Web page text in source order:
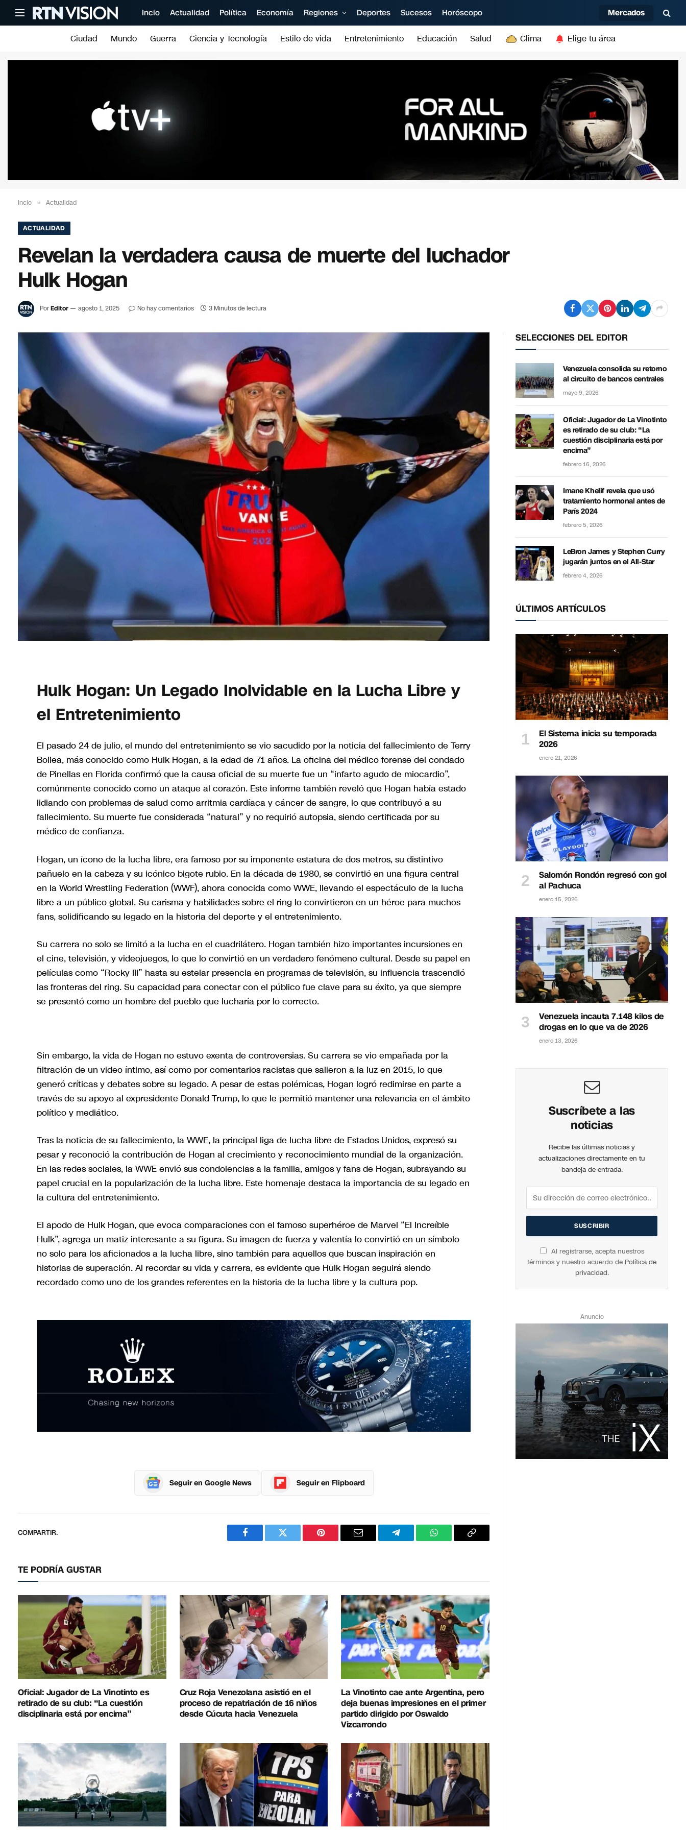
Incio Actualidad Política Economía Regiones Deportes Sucesos Horóscopo Mercados
Ciudad Mundo Guerra Ciencia y Tecnología Estilo de vida Entretenimiento Educación Salud Clima Elige tu área
Incio » Actualidad
ACTUALIDAD
Revelan la verdadera causa de muerte del luchador
Hulk Hogan
PorEditor agosto 1, 2025 No hay comentarios 3 Minutos de lectura
Hulk Hogan: Un Legado Inolvidable en la Lucha Libre y
el Entretenimiento
El pasado 24 de julio, el mundo del entretenimiento se vio sacudido por la noticia del fallecimiento de Terry
Bollea, más conocido como Hulk Hogan, a la edad de 71 años. La oficina del médico forense del condado
de Pinellas en Florida confirmó que la causa oficial de su muerte fue un “infarto agudo de miocardio”,
comúnmente conocido como un ataque al corazón. Este informe también reveló que Hogan había estado
lidiando con problemas de salud como arritmia cardíaca y cáncer de sangre, lo que contribuyó a su
fallecimiento. Su muerte fue considerada “natural” y no requirió autopsia, siendo certificada por su
médico de confianza.
Hogan, un ícono de la lucha libre, era famoso por su imponente estatura de dos metros, su distintivo
pañuelo en la cabeza y su icónico bigote rubio. En la década de 1980, se convirtió en una figura central
en la World Wrestling Federation (WWF), ahora conocida como WWE, llevando el espectáculo de la lucha
libre a un público global. Su carisma y habilidades sobre el ring lo convirtieron en un héroe para muchos
fans, solidificando su legado en la historia del deporte y el entretenimiento.
Su carrera no solo se limitó a la lucha en el cuadrilátero. Hogan también hizo importantes incursiones en
el cine, televisión, y videojuegos, lo que lo convirtió en un verdadero fenómeno cultural. Desde su papel en
películas como “Rocky III” hasta su estelar presencia en programas de televisión, su influencia trascendió
las fronteras del ring. Su capacidad para conectar con el público fue clave para su éxito, ya que siempre
se presentó como un hombre del pueblo que lucharía por lo correcto.
Sin embargo, la vida de Hogan no estuvo exenta de controversias. Su carrera se vio empañada por la
filtración de un video íntimo, así como por comentarios racistas que salieron a la luz en 2015, lo que
generó críticas y debates sobre su legado. A pesar de estas polémicas, Hogan logró redimirse en parte a
través de su apoyo al expresidente Donald Trump, lo que le permitió mantener una relevancia en el ámbito
político y mediático.
Tras la noticia de su fallecimiento, la WWE, la principal liga de lucha libre de Estados Unidos, expresó su
pesar y reconoció la contribución de Hogan al crecimiento y reconocimiento mundial de la organización.
En las redes sociales, la WWE envió sus condolencias a la familia, amigos y fans de Hogan, subrayando su
papel crucial en la popularización de la lucha libre. Este homenaje destaca la importancia de su legado en
la cultura del entretenimiento.
El apodo de Hulk Hogan, que evoca comparaciones con el famoso superhéroe de Marvel “El Increíble
Hulk”, agrega un matiz interesante a su figura. Su imagen de fuerza y valentía lo convirtió en un símbolo
no solo para los aficionados a la lucha libre, sino también para aquellos que buscan inspiración en
historias de superación. Al recordar su vida y carrera, es evidente que Hulk Hogan seguirá siendo
recordado como uno de los grandes referentes en la historia de la lucha libre y la cultura pop.
Seguir en Google News Seguir en Flipboard
COMPARTIR.
FacebookTwitter PinterestCorreo
TelegramWhatsAppCopiar
TE PODRÍA GUSTAR
Oficial: Jugador de La Vinotinto es
retirado de su club: “La cuestión
disciplinaria está por encima”
Cruz Roja Venezolana asistió en el
proceso de repatriación de 16 niños
desde Cúcuta hacia Venezuela
La Vinotinto cae ante Argentina, pero
deja buenas impresiones en el primer
partido dirigido por Oswaldo
Vizcarrondo
SELECCIONES DEL EDITOR
Venezuela consolida su retorno
al circuito de bancos centrales
mayo 9, 2026
Oficial: Jugador de La Vinotinto
es retirado de su club: “La
cuestión disciplinaria está por
encima”
febrero 16, 2026
Imane Khelif revela que usó
tratamiento hormonal antes de
París 2024
febrero 5, 2026
LeBron James y Stephen Curry
jugarán juntos en el All-Star
febrero 4, 2026
ÚLTIMOS ARTÍCULOS
El Sistema inicia su temporada
2026
enero 21, 2026
Salomón Rondón regresó con gol
al Pachuca
enero 15, 2026
Venezuela incauta 7.148 kilos de
drogas en lo que va de 2026
enero 13, 2026
Suscríbete a las
noticias
Recibe las últimas noticias y
actualizaciones directamente en tu
bandeja de entrada.
Al registrarse, acepta nuestros
términos y nuestro acuerdo de Política de
privacidad.
Anuncio